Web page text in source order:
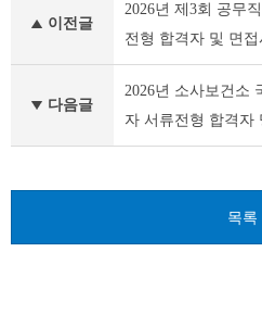
(채
시
이전글
2026년 제3회 공무
전형 합격자 및 면
다음글
2026년 소사보건소
자 서류전형 합격자
목록